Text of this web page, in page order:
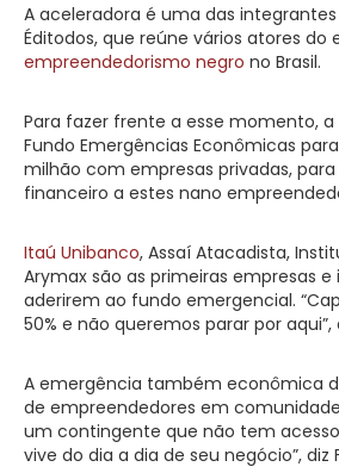
A aceleradora é uma das
Éditodos, que reúne vários atores do
empreendedorismo negro no Brasil.
Para fazer frente a esse momento, a
Fundo Emergências Econômicas para
milhão com empresas privadas,
financeiro a estes nano
Itaú Unibanco, Assaí Atacadista,
Arymax são as primeiras empresas
aderirem ao fundo emergencial.
50% e não queremos parar por aqui”,
A emergência também econômica
de empreendedores em
um contingente que não tem
vive do dia a dia de seu negócio”, diz